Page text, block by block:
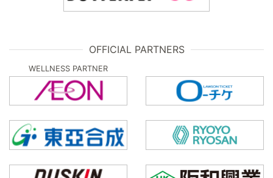
OFFICIAL PARTNERS
WELLNESS PARTNER